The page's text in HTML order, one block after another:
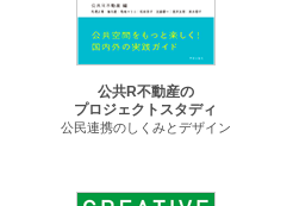
公共R不動産の
プロジェクトスタディ
公民連携のしくみとデザイン